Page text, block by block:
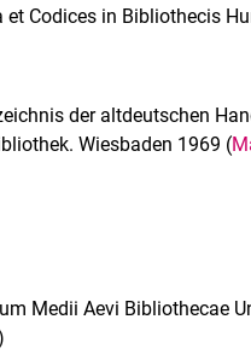
Codices in Bibliothecis
der altdeutschen
Wiesbaden 1969 (
Medii Aevi Bibliothecae